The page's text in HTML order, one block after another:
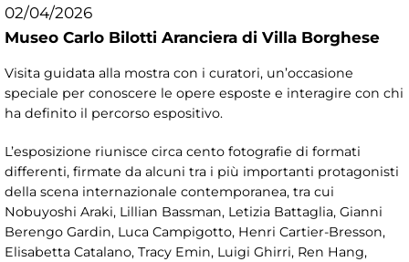
02/04/2026
Museo Carlo Bilotti Aranciera di Villa Borghese
Visita guidata alla mostra con i curatori, un’occasione
speciale per conoscere le opere esposte e interagire con chi
ha definito il percorso espositivo.
L’esposizione riunisce circa cento fotografie di formati
differenti, firmate da alcuni tra i più importanti protagonisti
della scena internazionale contemporanea, tra cui
Nobuyoshi Araki, Lillian Bassman, Letizia Battaglia, Gianni
Berengo Gardin, Luca Campigotto, Henri Cartier-Bresson,
Elisabetta Catalano, Tracy Emin, Luigi Ghirri, Ren Hang,